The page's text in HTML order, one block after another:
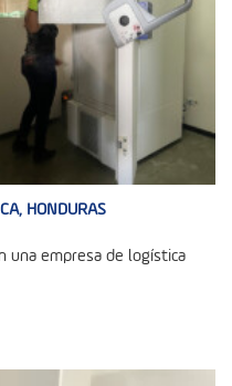
HONDURAS
una empresa de logística